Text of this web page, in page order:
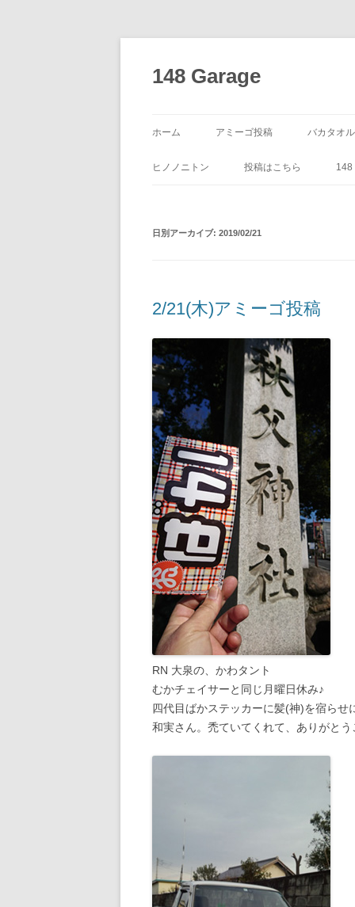
ン
ツ
ッ
148 Garage
ホーム アミーゴ投稿 バカタオ
ヒノノニトン 投稿はこちら
日別アーカイブ: 2019/02/21
2/21(木)アミーゴ投稿
RN 大泉の、かわタント
むかチェイサーと同じ月曜日休み♪
四代目ばかステッカーに髪(神)を宿らせ
和実さん。禿ていてくれて、ありがと